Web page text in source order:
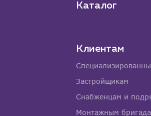
Каталог
Клиентам
Застройщикам
Снабженцам и
Монтажным